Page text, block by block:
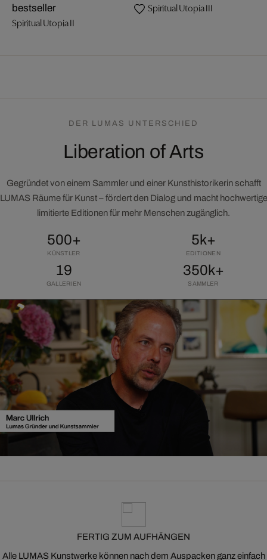
bestseller
Spiritual Utopia II
Spiritual Utopia III
DER LUMAS UNTERSCHIED
Liberation of Arts
Gegründet von einem Sammler und einer Kunsthistorikerin schafft
LUMAS Räume für Kunst – fördert den Dialog und macht hochwertige
limitierte Editionen für mehr Menschen zugänglich.
500+
KÜNSTLER
5k+
EDITIONEN
19
GALLERIEN
350k+
SAMMLER
FERTIG ZUM AUFHÄNGEN
Alle LUMAS Kunstwerke können nach dem Auspacken ganz einfach